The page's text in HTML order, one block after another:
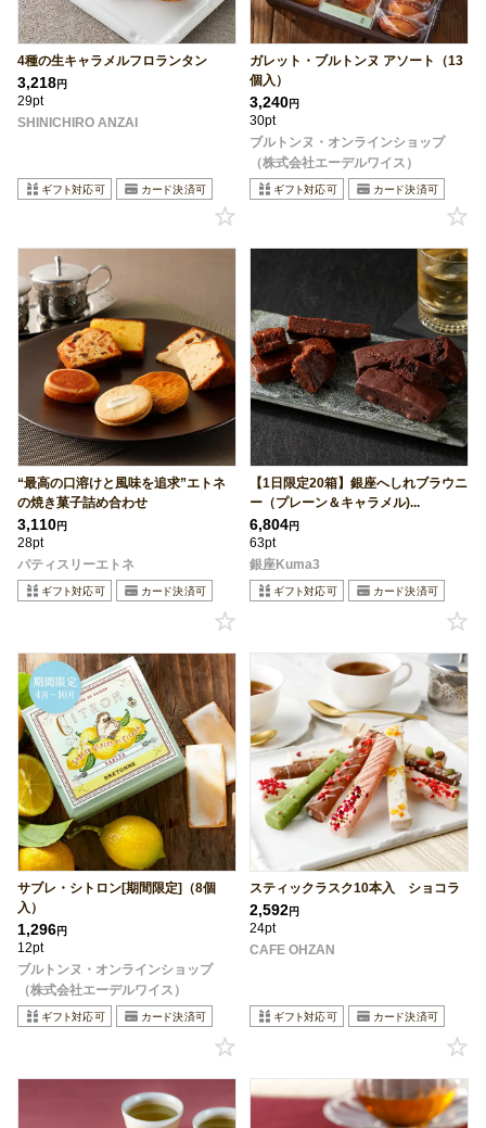
4種の生キャラメルフロランタン
3,218円
29pt
SHINICHIRO ANZAI
ガレット・ブルトンヌ アソート（13
個入）
3,240円
30pt
ブルトンヌ・オンラインショップ
（株式会社エーデルワイス）
“最高の口溶けと風味を追求”エトネ
の焼き菓子詰め合わせ
3,110円
28pt
パティスリーエトネ
【1日限定20箱】銀座へしれブラウニ
ー（プレーン＆キャラメル)...
6,804円
63pt
銀座Kuma3
サブレ・シトロン[期間限定]（8個
入）
1,296円
12pt
ブルトンヌ・オンラインショップ
（株式会社エーデルワイス）
スティックラスク10本入 ショコラ
2,592円
24pt
CAFE OHZAN